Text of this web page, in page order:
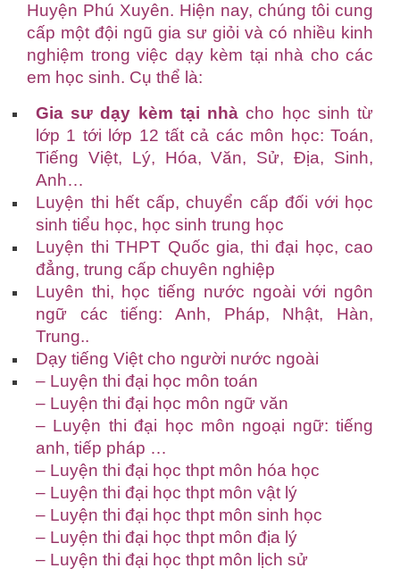
Huyện Phú Xuyên. Hiện nay, chúng tôi cung
cấp một đội ngũ gia sư giỏi và có nhiều kinh
nghiệm trong việc dạy kèm tại nhà cho các
em học sinh. Cụ thể là:
Gia sư dạy kèm tại nhà cho học sinh từ
lớp 1 tới lớp 12 tất cả các môn học: Toán,
Tiếng Việt, Lý, Hóa, Văn, Sử, Địa, Sinh,
Anh…
Luyện thi hết cấp, chuyển cấp đối với học
sinh tiểu học, học sinh trung học
Luyện thi THPT Quốc gia, thi đại học, cao
đẳng, trung cấp chuyên nghiệp
Luyên thi, học tiếng nước ngoài với ngôn
ngữ các tiếng: Anh, Pháp, Nhật, Hàn,
Trung..
Dạy tiếng Việt cho người nước ngoài
– Luyện thi đại học môn toán
– Luyện thi đại học môn ngữ văn
– Luyện thi đại học môn ngoại ngữ: tiếng
anh, tiếp pháp …
– Luyện thi đại học thpt môn hóa học
– Luyện thi đại học thpt môn vật lý
– Luyện thi đại học thpt môn sinh học
– Luyện thi đại học thpt môn địa lý
– Luyện thi đại học thpt môn lịch sử